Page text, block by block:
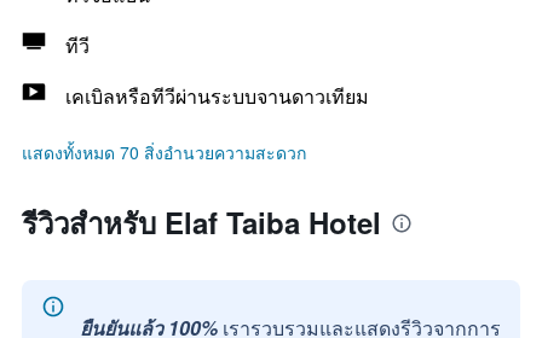
ทีวี
เคเบิลหรือทีวีผ่านระบบจานดาวเทียม
แสดงทั้งหมด 70 สิ่งอำนวยความสะดวก
รีวิวสำหรับ Elaf Taiba Hotel
ยืนยันแล้ว 100% เรารวบรวมและแสดงรีวิวจากการ